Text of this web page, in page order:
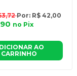
Por: R$ 42,00
no Pix
AO
CARRINHO